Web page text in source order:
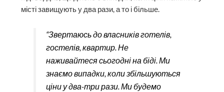
місті завищують у два рази, а то і більше.
“Звертаюсь до власників готелів,
гостелів, квартир. Не
наживайтеся сьогодні на біді. Ми
знаємо випадки, коли збільшуються
ціни у два-три рази. Ми будемо